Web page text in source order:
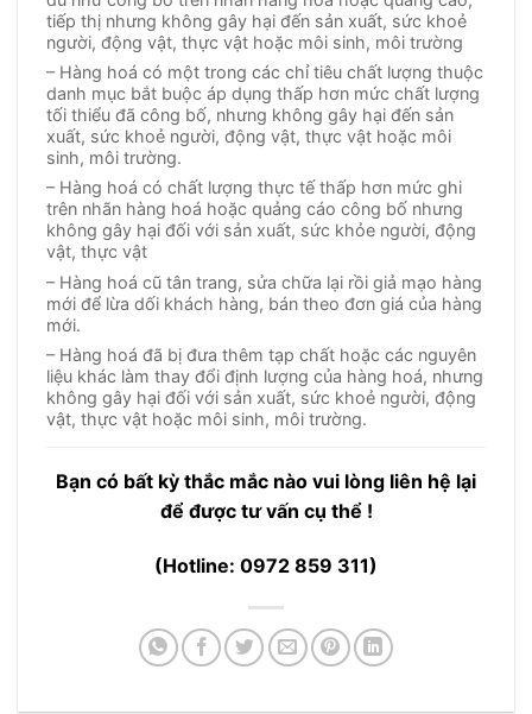
tiếp thị nhưng không gây hại đến sản xuất, sức khoẻ
người, động vật, thực vật hoặc môi sinh, môi trường
– Hàng hoá có một trong các chỉ tiêu chất lượng thuộc
danh mục bắt buộc áp dụng thấp hơn mức chất lượng
tối thiểu đã công bố, nhưng không gây hại đến sản
xuất, sức khoẻ người, động vật, thực vật hoặc môi
sinh, môi trường.
– Hàng hoá có chất lượng thực tế thấp hơn mức ghi
trên nhãn hàng hoá hoặc quảng cáo công bố nhưng
không gây hại đối với sản xuất, sức khỏe người, động
vật, thực vật
– Hàng hoá cũ tân trang, sửa chữa lại rồi giả mạo hàng
mới để lừa dối khách hàng, bán theo đơn giá của hàng
mới.
– Hàng hoá đã bị đưa thêm tạp chất hoặc các nguyên
liệu khác làm thay đổi định lượng của hàng hoá, nhưng
không gây hại đối với sản xuất, sức khoẻ người, động
vật, thực vật hoặc môi sinh, môi trường.
Bạn có bất kỳ thắc mắc nào vui lòng liên hệ lại
để được tư vấn cụ thể !
(Hotline: 0972 859 311)